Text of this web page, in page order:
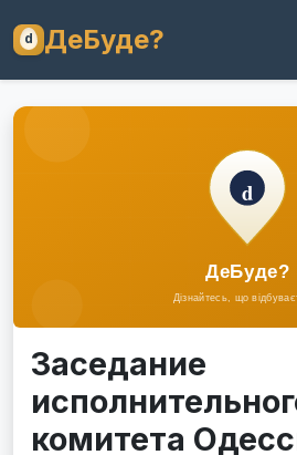
ДеБуде?
Заседание
комитета